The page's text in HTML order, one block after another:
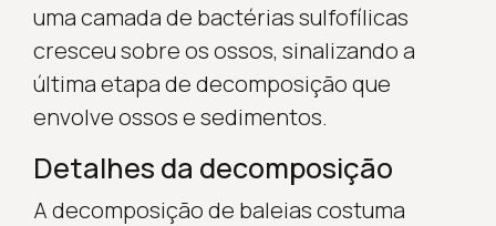
uma camada de bactérias sulfofílicas
cresceu sobre os ossos, sinalizando a
última etapa de decomposição que
envolve ossos e sedimentos.
Detalhes da decomposição
A decomposição de baleias costuma